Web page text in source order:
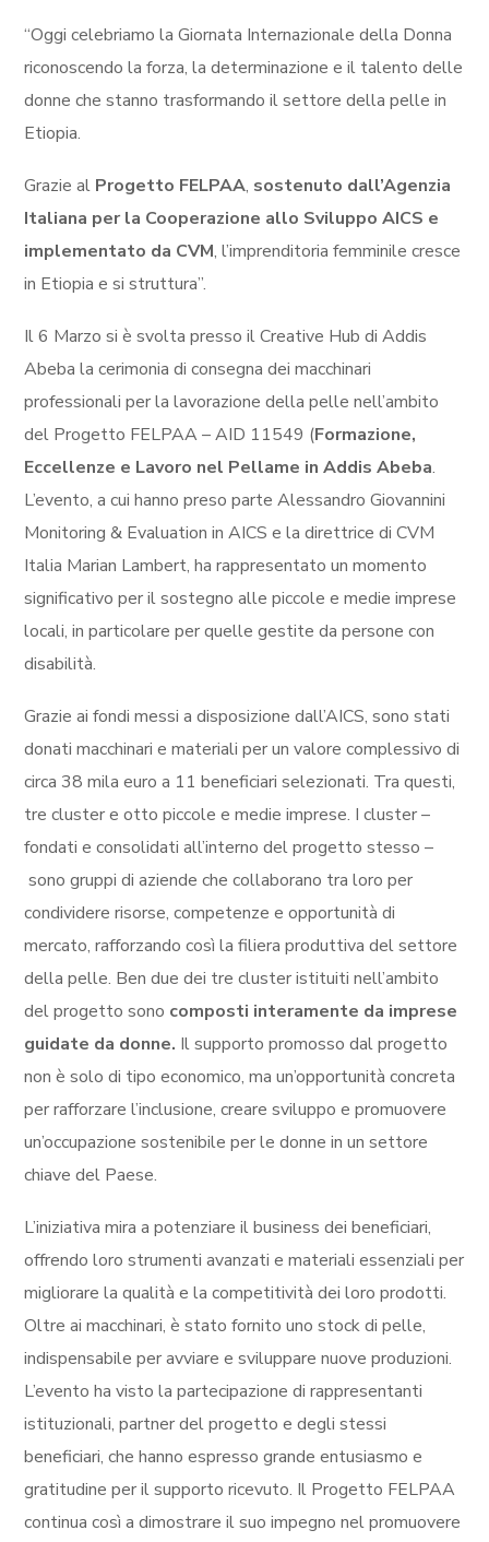
“Oggi celebriamo la Giornata Internazionale della Donna
riconoscendo la forza, la determinazione e il talento delle
donne che stanno trasformando il settore della pelle in
Etiopia.
Grazie al Progetto FELPAA, sostenuto dall’Agenzia
Italiana per la Cooperazione allo Sviluppo AICS e
implementato da CVM, l’imprenditoria femminile cresce
in Etiopia e si struttura”.
Il 6 Marzo si è svolta presso il Creative Hub di Addis
Abeba la cerimonia di consegna dei macchinari
professionali per la lavorazione della pelle nell’ambito
del Progetto FELPAA – AID 11549 (Formazione,
Eccellenze e Lavoro nel Pellame in Addis Abeba.
L’evento, a cui hanno preso parteAlessandro Giovannini
Monitoring & Evaluation in AICS e la direttrice di CVM
Italia Marian Lambert, ha rappresentato un momento
significativo per il sostegno alle piccole e medie imprese
locali, in particolare per quelle gestite da persone con
disabilità.
Grazie ai fondi messi a disposizione dall’AICS, sono stati
donati macchinari e materiali per un valore complessivo di
circa 38 mila euro a 11 beneficiari selezionati. Tra questi,
tre cluster e otto piccole e medie imprese. I cluster –
fondati e consolidati all’interno del progetto stesso –
sono gruppi di aziende che collaborano tra loro per
condividere risorse, competenze e opportunità di
mercato, rafforzando così la filiera produttiva del settore
della pelle. Ben due dei tre cluster istituiti nell’ambito
del progetto sono composti interamente da imprese
guidate da donne. Il supporto promosso dal progetto
non è solo di tipo economico, ma un’opportunità concreta
per rafforzare l’inclusione, creare sviluppo e promuovere
un’occupazione sostenibile per le donne in un settore
chiave del Paese.
L’iniziativa mira a potenziare il business dei beneficiari,
offrendo loro strumenti avanzati e materiali essenziali per
migliorare la qualità e la competitività dei loro prodotti.
Oltre ai macchinari, è stato fornito uno stock di pelle,
indispensabile per avviare e sviluppare nuove produzioni.
L’evento ha visto la partecipazione di rappresentanti
istituzionali, partner del progetto e degli stessi
beneficiari, che hanno espresso grande entusiasmo e
gratitudine per il supporto ricevuto. Il Progetto FELPAA
continua così a dimostrare il suo impegno nel promuovere